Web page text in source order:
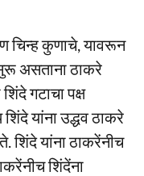
चिन्ह कुणाचे, यावरून
सुरू असताना ठाकरे
गटाचा पक्ष
यांना उद्धव ठाकरे
शिंदे यांना ठाकरेंनीच
शिंदेंना